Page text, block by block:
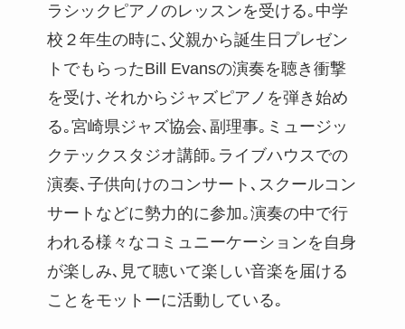
ラシックピアノのレッスンを受ける｡中学
校２年生の時に､父親から誕生日プレゼン
トでもらったBill Evansの演奏を聴き衝撃
を受け､それからジャズピアノを弾き始め
る｡宮崎県ジャズ協会､副理事｡ミュージッ
クテックスタジオ講師｡ライブハウスでの
演奏､子供向けのコンサート､スクールコン
サートなどに勢力的に参加｡演奏の中で行
われる様々なコミュニーケーションを自身
が楽しみ､見て聴いて楽しい音楽を届ける
ことをモットーに活動している｡